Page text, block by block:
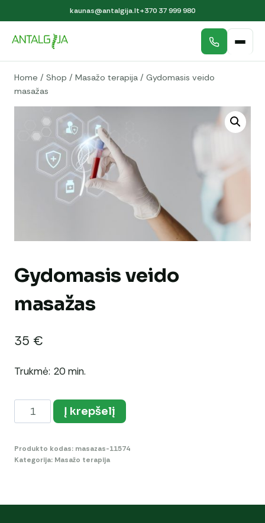
kaunas@antalgija.lt+370 37 999 980
Home / Shop / Masažo terapija / Gydomasis veido
masažas
Gydomasis veido
masažas
35 €
Trukmė: 20 min.
produkto
kiekis:
veido
Į krepšelį
Produkto kodas: masazas-11574
Kategorija: Masažo terapija